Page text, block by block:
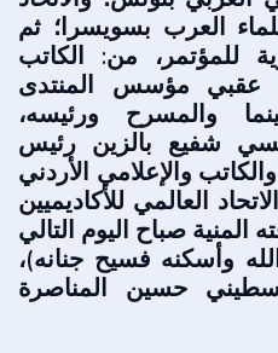
العرب بسويسرا؛ ثم
للمؤتمر، من: الكاتب
عقبي مؤسس المنتدى
والمسرح ورئيسه،
شفيع بالزين رئيس
والإعلامي الأردني
العالمي للأكاديميين
المنية صباح اليوم التالي
وأسكنه فسيح جنانه)،
حسين المناصرة